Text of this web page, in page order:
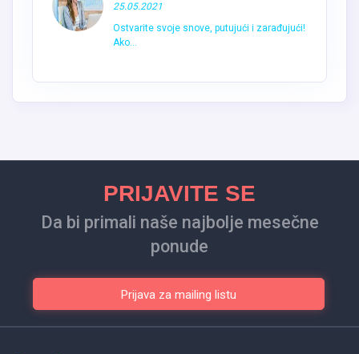
25.05.2021
Ostvarite svoje snove, putujući i zarađujući!
Ako...
PRIJAVITE SE
Da bi primali naše najbolje mesečne
ponude
Prijava za mailing listu